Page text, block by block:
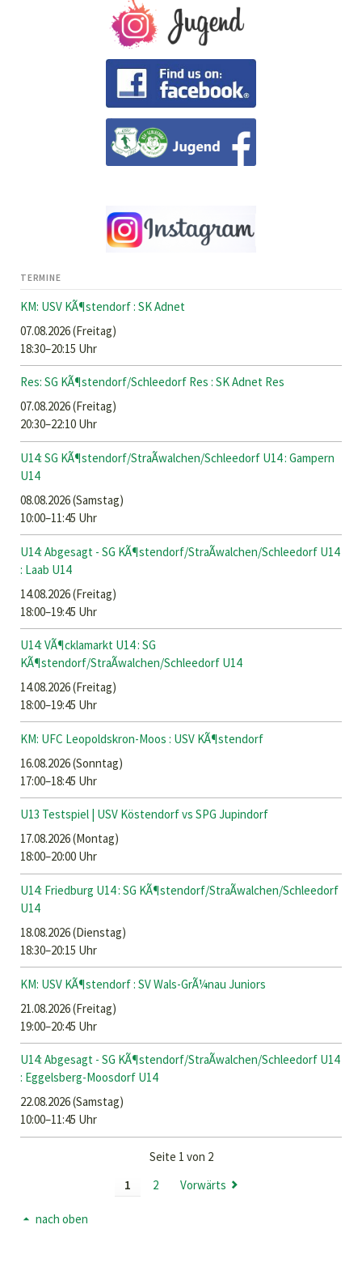
TERMINE
KM: USV KÃ¶stendorf : SK Adnet
07.08.2026(Freitag)
18:30–20:15 Uhr
Res: SG KÃ¶stendorf/Schleedorf Res : SK Adnet Res
07.08.2026(Freitag)
20:30–22:10 Uhr
U14: SG KÃ¶stendorf/StraÃwalchen/Schleedorf U14 : Gampern
U14
08.08.2026(Samstag)
10:00–11:45 Uhr
U14: Abgesagt - SG KÃ¶stendorf/StraÃwalchen/Schleedorf U14
: Laab U14
14.08.2026(Freitag)
18:00–19:45 Uhr
U14: VÃ¶cklamarkt U14 : SG
KÃ¶stendorf/StraÃwalchen/Schleedorf U14
14.08.2026(Freitag)
18:00–19:45 Uhr
KM: UFC Leopoldskron-Moos : USV KÃ¶stendorf
16.08.2026(Sonntag)
17:00–18:45 Uhr
U13 Testspiel | USV Köstendorf vs SPG Jupindorf
17.08.2026(Montag)
18:00–20:00 Uhr
U14: Friedburg U14 : SG KÃ¶stendorf/StraÃwalchen/Schleedorf
U14
18.08.2026(Dienstag)
18:30–20:15 Uhr
KM: USV KÃ¶stendorf : SV Wals-GrÃ¼nau Juniors
21.08.2026(Freitag)
19:00–20:45 Uhr
U14: Abgesagt - SG KÃ¶stendorf/StraÃwalchen/Schleedorf U14
: Eggelsberg-Moosdorf U14
22.08.2026(Samstag)
10:00–11:45 Uhr
Seite 1 von 2
1
2 Vorwärts
nach oben